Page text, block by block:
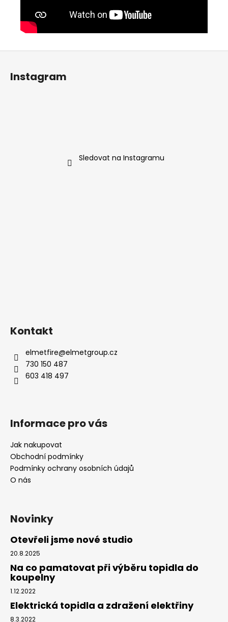
Z
Instagram
Sledovat na Instagramu
Kontakt
elmetfire@elmetgroup.cz
730 150 487
603 418 497
Informace pro vás
Jak nakupovat
Obchodní podmínky
Podmínky ochrany osobních údajů
O nás
Novinky
Otevřeli jsme nové studio
20.8.2025
Na co pamatovat při výběru topidla do
koupelny
1.12.2022
Elektrická topidla a zdražení elektřiny
8.3.2022